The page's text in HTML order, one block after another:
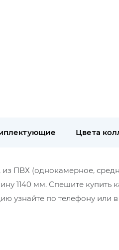
Цвета
из ПВХ (однокамерное,
1140 мм. Спешите
узнайте по телефону или